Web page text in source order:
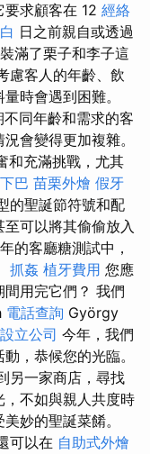
求顧客在 12 經絡
日之前親自或透過
滿了栗子和李子這
慮客人的年齡、飲
時會遇到困難。
同年齡和需求的客
會變得更加複雜。
和充滿挑戰，尤其
巴 苗栗外燴 假牙
的聖誕節符號和配
可以將其偷偷放入
的客廳糖測試中，
抓姦 植牙費用 您應
用完它們？ 我們
電話查詢 György
設立公司 今年，我們
，恭候您的光臨。
另一家商店，尋找
不如與親人共度時
妙的聖誕菜餚。
可以在 自助式外燴